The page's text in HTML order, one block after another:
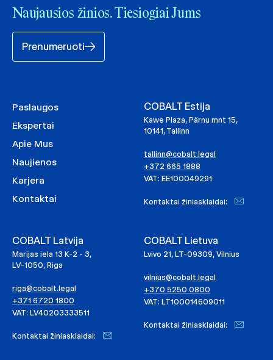
Naujausios žinios. Tiesiogiai Jums
Prenumeruoti
Paslaugos
Ekspertai
Apie Mus
Naujienos
Karjera
Kontaktai
COBALT Estija
Kawe Plaza, Pärnu mnt 15,
10141, Tallinn
tallinn@cobalt.legal
+372 665 1888
VAT: EE100049291
Kontaktai žiniasklaidai:
COBALT Latvija
Marijas iela 13 K-2 - 3,
LV-1050, Riga
riga@cobalt.legal
+371 6720 1800
VAT: LV40203333511
Kontaktai žiniasklaidai:
COBALT Lietuva
Lvivo 21, LT-09309, Vilnius
vilnius@cobalt.legal
+370 5250 0800
VAT: LT100014609011
Kontaktai žiniasklaidai: